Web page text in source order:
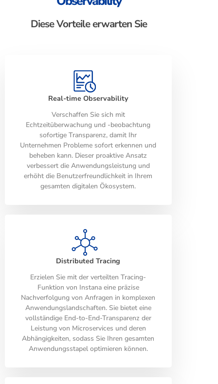
Diese Vorteile erwarten Sie
Real-time Observability
Verschaffen Sie sich mit
Echtzeitüberwachung und -beobachtung
sofortige Transparenz, damit Ihr
Unternehmen Probleme sofort erkennen und
beheben kann. Dieser proaktive Ansatz
verbessert die Anwendungsleistung und
erhöht die Benutzerfreundlichkeit in Ihrem
gesamten digitalen Ökosystem.
Distributed Tracing
Erzielen Sie mit der verteilten Tracing-
Funktion von Instana eine präzise
Nachverfolgung von Anfragen in komplexen
Anwendungslandschaften. Sie bietet eine
vollständige End-to-End-Transparenz der
Leistung von Microservices und deren
Abhängigkeiten, sodass Sie Ihren gesamten
Anwendungsstapel optimieren können.